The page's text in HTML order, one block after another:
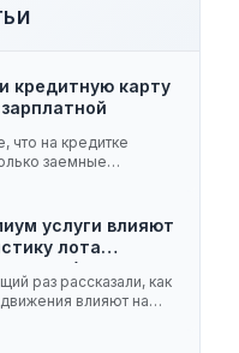
кредитную карту
что на кредитке
заемные
услуги влияют
лота
канал)
раз рассказали, как
влияют на